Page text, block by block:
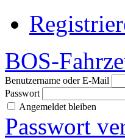
BOS-
Benutzername oder E-Mail
Passwort
Angemeldet bleiben
Passwort